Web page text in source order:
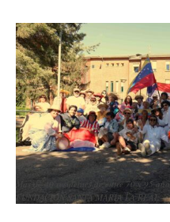
Más de 40 residentes de entre 70 y 95
FUNDACIÓN SANTA MARÍA LA REAL